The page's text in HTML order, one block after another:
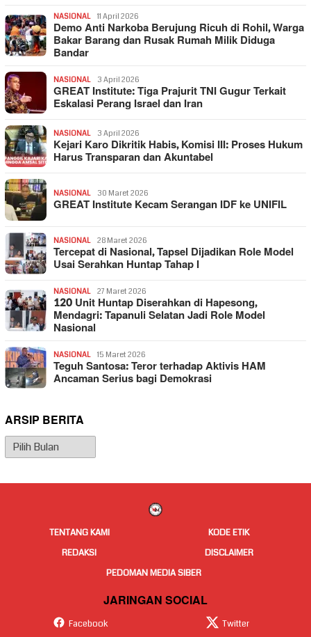
NASIONAL 11 April 2026
Demo Anti Narkoba Berujung Ricuh di Rohil, Warga
Bakar Barang dan Rusak Rumah Milik Diduga
Bandar
NASIONAL 3 April 2026
GREAT Institute: Tiga Prajurit TNI Gugur Terkait
Eskalasi Perang Israel dan Iran
NASIONAL 3 April 2026
Kejari Karo Dikritik Habis, Komisi III: Proses Hukum
Harus Transparan dan Akuntabel
NASIONAL 30 Maret 2026
GREAT Institute Kecam Serangan IDF ke UNIFIL
NASIONAL 28 Maret 2026
Tercepat di Nasional, Tapsel Dijadikan Role Model
Usai Serahkan Huntap Tahap I
NASIONAL 27 Maret 2026
120 Unit Huntap Diserahkan di Hapesong,
Mendagri: Tapanuli Selatan Jadi Role Model
Nasional
NASIONAL 15 Maret 2026
Teguh Santosa: Teror terhadap Aktivis HAM
Ancaman Serius bagi Demokrasi
ARSIP BERITA
Arsip
Berita
TENTANG KAMI
KODE ETIK
REDAKSI
DISCLAIMER
PEDOMAN MEDIA SIBER
JARINGAN SOCIAL
Facebook Twitter